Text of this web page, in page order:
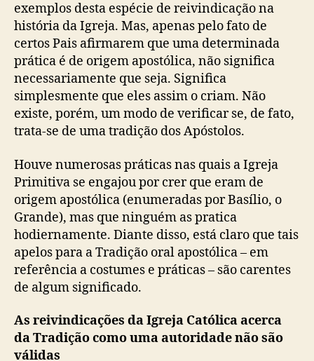
exemplos desta espécie de reivindicação na
história da Igreja. Mas, apenas pelo fato de
certos Pais afirmarem que uma determinada
prática é de origem apostólica, não significa
necessariamente que seja. Significa
simplesmente que eles assim o criam. Não
existe, porém, um modo de verificar se, de fato,
trata-se de uma tradição dos Apóstolos.
Houve numerosas práticas nas quais a Igreja
Primitiva se engajou por crer que eram de
origem apostólica (enumeradas por Basílio, o
Grande), mas que ninguém as pratica
hodiernamente. Diante disso, está claro que tais
apelos para a Tradição oral apostólica – em
referência a costumes e práticas – são carentes
de algum significado.
As reivindicações da Igreja Católica acerca
da Tradição como uma autoridade não são
válidas